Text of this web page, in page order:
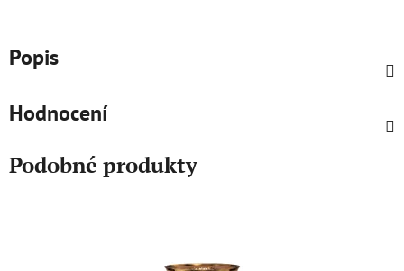
Popis
Hodnocení
Podobné produkty